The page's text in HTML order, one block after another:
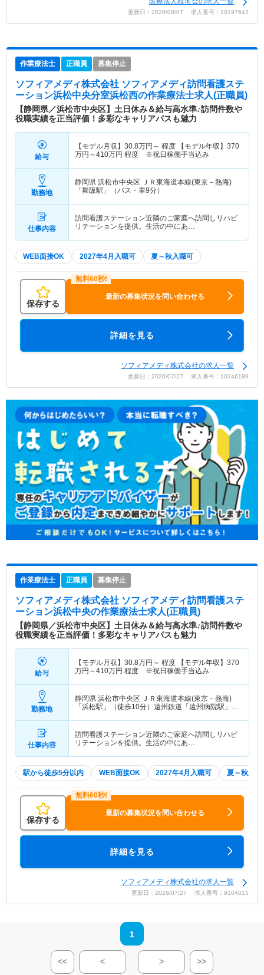
更新日：2026/08/07 求人番号：10197642
作業療法士 正職員 募集停止
ソフィアメディ株式会社 ソフィアメディ訪問看護ステ
ーション浜松中央分室浜松西の作業療法士求人(正職員)
【静岡県／浜松市中央区】土日休み＆給与高水準♪訪問件数や
役職実績を正当評価！多彩なキャリアパスも魅力
給与
【モデル月収】 30.8万円～ 程度 【モデル年収】 370
万円～410万円 程度 ※祝日稼働手当込み
勤務地
静岡県 浜松市中央区 ＪＲ東海道本線(東京－熱海)
「舞阪駅」（バス・車9分）
仕事内容
訪問看護ステーション近隣のご家庭へ訪問しリハビ
リテーションを提供。生活の中にあ…
WEB面接OK 2027年4月入職可 夏～秋入職可
保存する
最新の募集状況を問い合わせる
詳細を見る
ソフィアメディ株式会社の求人一覧
更新日：2026/07/27 求人番号：10246189
作業療法士 正職員 募集停止
ソフィアメディ株式会社 ソフィアメディ訪問看護ステ
ーション浜松中央の作業療法士求人(正職員)
【静岡県／浜松市中央区】土日休み＆給与高水準♪訪問件数や
役職実績を正当評価！多彩なキャリアパスも魅力
給与
【モデル月収】 30.8万円～ 程度 【モデル年収】 370
万円～410万円 程度 ※祝日稼働手当込み
勤務地
静岡県 浜松市中央区 ＪＲ東海道本線(東京－熱海)
「浜松駅」（徒歩10分）遠州鉄道「遠州病院駅」
仕事内容
訪問看護ステーション近隣のご家庭へ訪問しリハビ
リテーションを提供。生活の中にあ…
駅から徒歩5分以内 WEB面接OK 2027年4月入職可 夏～秋入職
保存する
最新の募集状況を問い合わせる
詳細を見る
ソフィアメディ株式会社の求人一覧
更新日：2026/07/27 求人番号：9104015
1
<< < > >>